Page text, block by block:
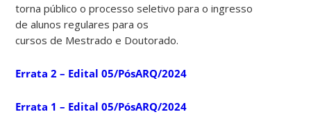
torna público o processo seletivo para o ingresso
de alunos regulares para os
cursos de Mestrado e Doutorado.
Errata 2 – Edital 05/PósARQ/2024
Errata 1 – Edital 05/PósARQ/2024